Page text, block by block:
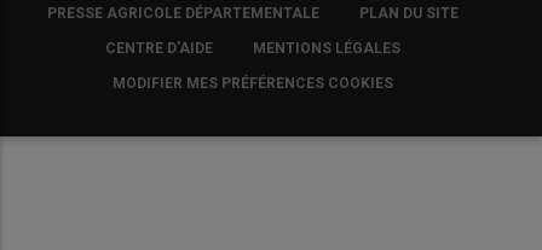
PRESSE AGRICOLE DÉPARTEMENTALE PLAN DU SITE
CENTRE D'AIDE MENTIONS LÉGALES
MODIFIER MES PRÉFÉRENCES COOKIES